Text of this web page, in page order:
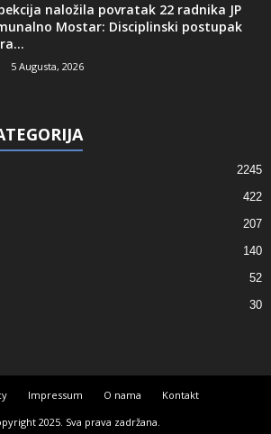
naložila povratak 22 radnika JP
Mostar: Disciplinski postupak
5 Augusta, 2026
2245
422
207
140
52
30
Impressum O nama
Kontakt
2025. Sva prava zadržana.